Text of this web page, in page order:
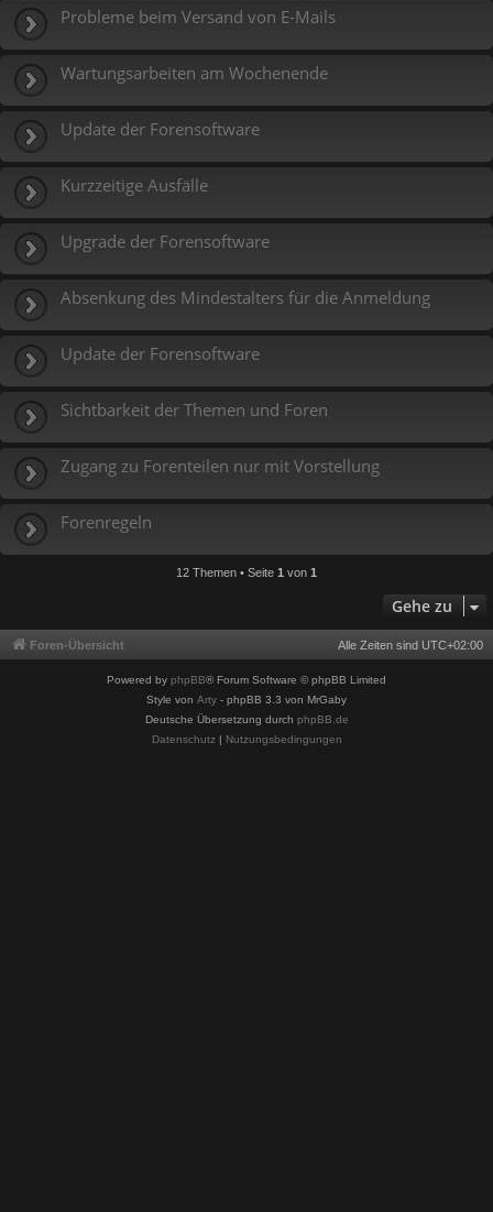
Probleme beim Versand von E-Mails
Wartungsarbeiten am Wochenende
Update der Forensoftware
Kurzzeitige Ausfälle
Upgrade der Forensoftware
Absenkung des Mindestalters für die Anmeldung
Update der Forensoftware
Sichtbarkeit der Themen und Foren
Zugang zu Forenteilen nur mit Vorstellung
Forenregeln
12 Themen • Seite 1 von 1
Gehe zu
Foren-Übersicht Alle Zeiten sind UTC+02:00
Powered by phpBB® Forum Software © phpBB Limited
Style von Arty - phpBB 3.3 von MrGaby
Deutsche Übersetzung durch phpBB.de
Datenschutz| Nutzungsbedingungen